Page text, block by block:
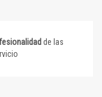
de las